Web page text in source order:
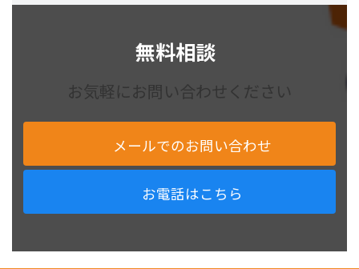
無料相談
お気軽にお問い合わせください
メールでのお問い合わせ
お電話はこちら